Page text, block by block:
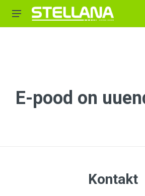
E-pood on
Kontakt